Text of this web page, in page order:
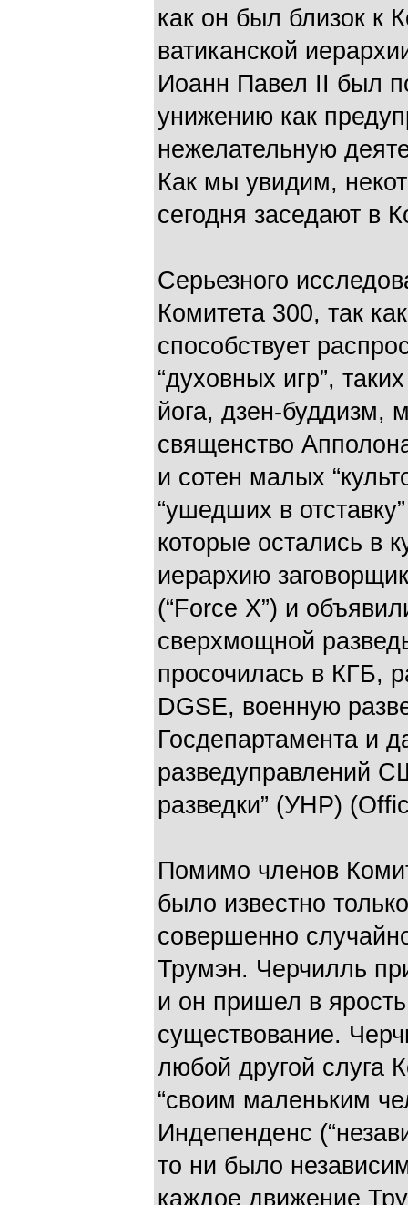
как он был близок к
ватиканской
Иоанн Павел II был
унижению как
нежелательную
Как мы увидим,
сегодня заседают в
Серьезного
Комитета 300, так
способствует
“духовных игр”,
йога, дзен-буддизм,
священство
и сотен малых
“ушедших в
которые остались в
иерархию
(“Force X”) и
сверхмощной
просочилась в КГБ,
DGSE, военную
Госдепартамента и
разведуправлений
разведки” (УНР)
Помимо членов
было известно
совершенно
Трумэн. Черчилль
и он пришел в
существование.
любой другой слуга
“своим маленьким
Индепенденс
то ни было
каждое движение